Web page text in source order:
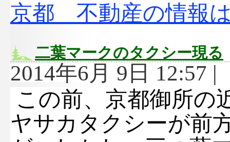
京都 不動産の情報
二葉マークのタクシー現る
2014年6月 9日 12:57 |
この前、京都御所の
ヤサカタクシーが前